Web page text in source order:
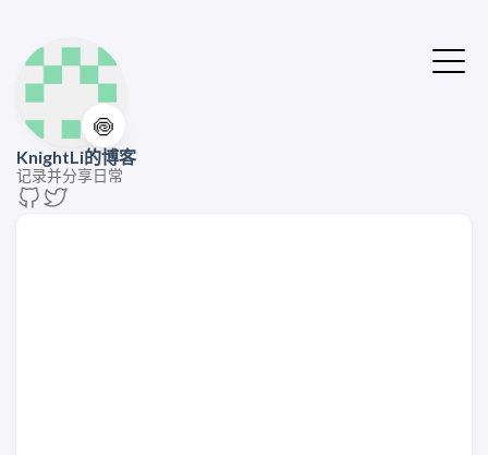
🍥
KnightLi的博客
记录并分享日常